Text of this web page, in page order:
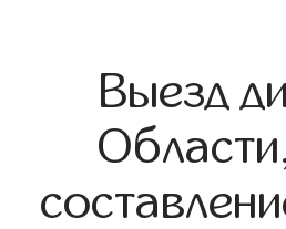
Выезд